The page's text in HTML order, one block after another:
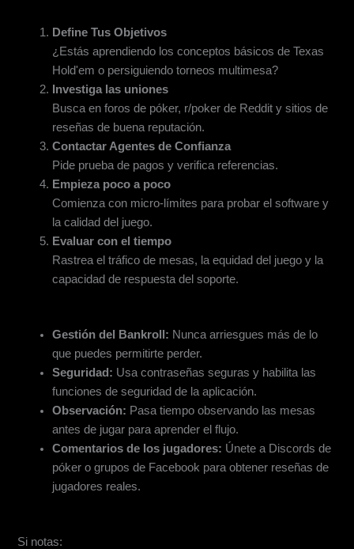
Define Tus Objetivos
¿Estás aprendiendo los conceptos básicos de Texas
Hold'em o persiguiendo torneos multimesa?
Investiga las uniones
Busca en foros de póker, r/poker de Reddit y sitios de
reseñas de buena reputación.
Contactar Agentes de Confianza
Pide prueba de pagos y verifica referencias.
Empieza poco a poco
Comienza con micro-límites para probar el software y
la calidad del juego.
Evaluar con el tiempo
Rastrea el tráfico de mesas, la equidad del juego y la
capacidad de respuesta del soporte.
Gestión del Bankroll: Nunca arriesgues más de lo
que puedes permitirte perder.
Seguridad: Usa contraseñas seguras y habilita las
funciones de seguridad de la aplicación.
Observación: Pasa tiempo observando las mesas
antes de jugar para aprender el flujo.
Comentarios de los jugadores: Únete a Discords de
póker o grupos de Facebook para obtener reseñas de
jugadores reales.
Si notas: